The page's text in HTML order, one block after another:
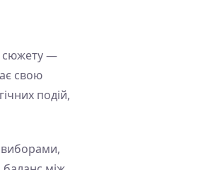
сюжету —
свою
подій,